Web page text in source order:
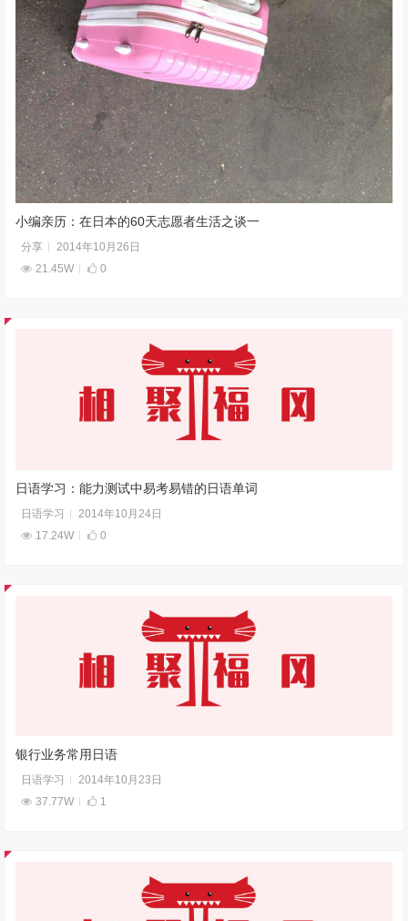
小编亲历：在日本的60天志愿者生活之谈一
分享
2014年10月26日
21.45W
0
日语学习：能力测试中易考易错的日语单词
日语学习
2014年10月24日
17.24W
0
银行业务常用日语
日语学习
2014年10月23日
37.77W
1